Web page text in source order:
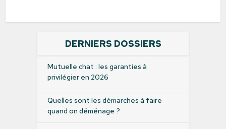
DERNIERS DOSSIERS
Mutuelle chat : les garanties à
privilégier en 2026
Quelles sont les démarches à faire
quand on déménage ?